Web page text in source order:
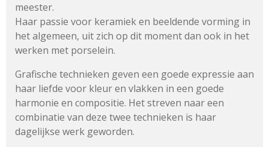
meester.
Haar passie voor keramiek en beeldende vorming in
het algemeen, uit zich op dit moment dan ook in het
werken met porselein.
Grafische technieken geven een goede expressie aan
haar liefde voor kleur en vlakken in een goede
harmonie en compositie. Het streven naar een
combinatie van deze twee technieken is haar
dagelijkse werk geworden.